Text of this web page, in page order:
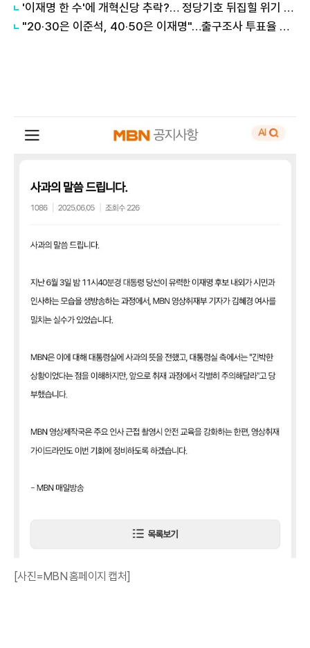
'이재명 한 수'에 개혁신당 추락?… 정당기호 뒤집힐 위기 처했다
"20·30은 이준석, 40·50은 이재명"…출구조사 투표율 결과 공개
[사진=MBN 홈페이지 캡처]